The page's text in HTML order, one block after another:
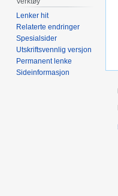
Lenker hit
Relaterte endringer
Spesialsider
Utskriftsvennlig versjon
Permanent lenke
Sideinformasjon